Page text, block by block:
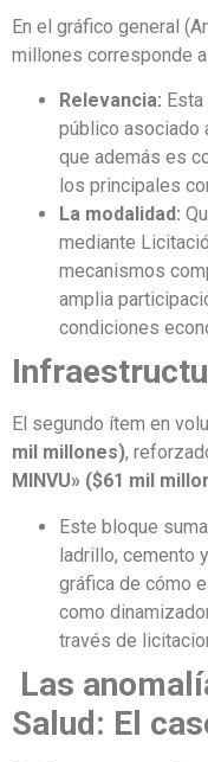
En el gráfico general
millones corresponde
Relevancia:
público asociado
que además es
los principales
La modalidad:
mediante
mecanismos
amplia
condiciones
El segundo ítem en
mil millones),
MINVU» ($61 mil
Este bloque
ladrillo, cemento
gráfica de cómo
como
través de
Las
Salud: El